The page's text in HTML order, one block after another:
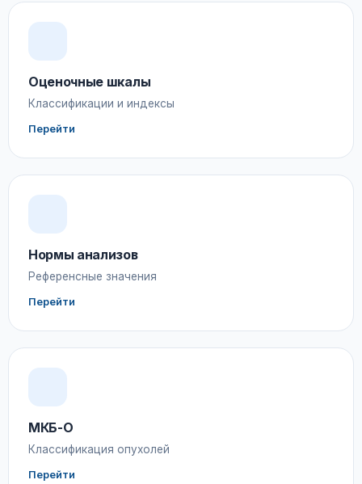
Оценочные шкалы
Классификации и индексы
Перейти
Нормы анализов
Референсные значения
Перейти
МКБ-О
Классификация опухолей
Перейти